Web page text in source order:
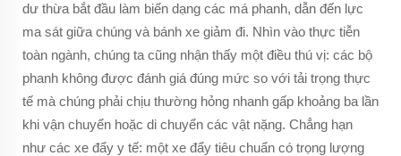
dư thừa bắt đầu làm biến dạng các má phanh, dẫn đến lực
ma sát giữa chúng và bánh xe giảm đi. Nhìn vào thực tiễn
toàn ngành, chúng ta cũng nhận thấy một điều thú vị: các bộ
phanh không được đánh giá đúng mức so với tải trọng thực
tế mà chúng phải chịu thường hỏng nhanh gấp khoảng ba lần
khi vận chuyển hoặc di chuyển các vật nặng. Chẳng hạn
như các xe đẩy y tế: một xe đẩy tiêu chuẩn có trọng lượng